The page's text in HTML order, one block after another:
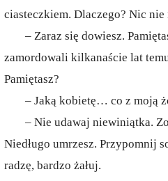
ciasteczkiem. Dlaczego? Nic nie
– Zaraz się dowiesz.
zamordowali kilkanaście lat
Pamiętasz?
– Jaką kobietę… co z moją
– Nie udawaj niewiniątka.
Niedługo umrzesz. Przypomnij
radzę, bardzo żałuj.